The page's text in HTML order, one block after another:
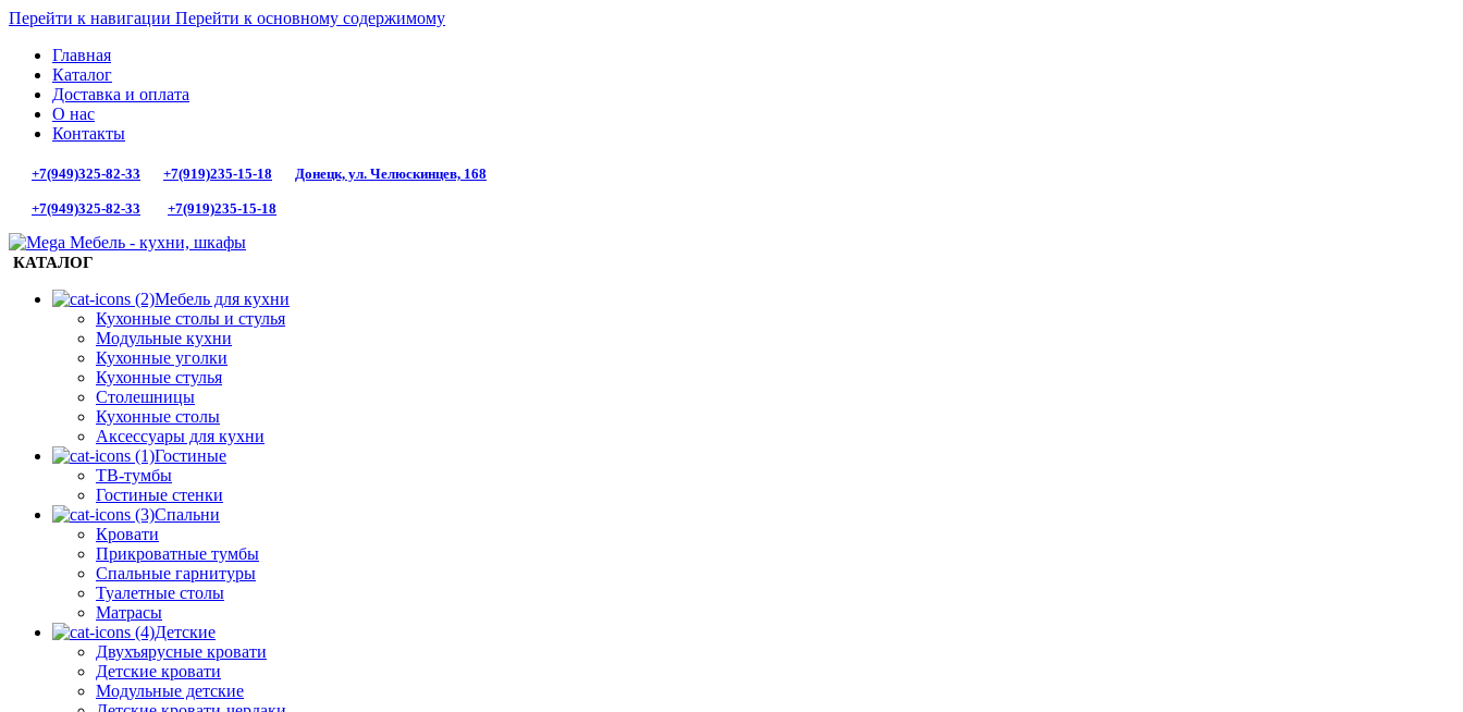
Перейти к навигации Перейти к основному содержимому
Главная
Каталог
Доставка и оплата
О нас
Контакты
+7(949)325-82-33 +7(919)235-15-18 Донецк, ул. Челюскинцев, 168
+7(949)325-82-33 +7(919)235-15-18
КАТАЛОГ
Мебель для кухни
Кухонные столы и стулья
Модульные кухни
Кухонные уголки
Кухонные стулья
Столешницы
Кухонные столы
Аксессуары для кухни
Гостиные
ТВ-тумбы
Гостиные стенки
Спальни
Кровати
Прикроватные тумбы
Спальные гарнитуры
Туалетные столы
Матрасы
Детские
Двухъярусные кровати
Детские кровати
Модульные детские